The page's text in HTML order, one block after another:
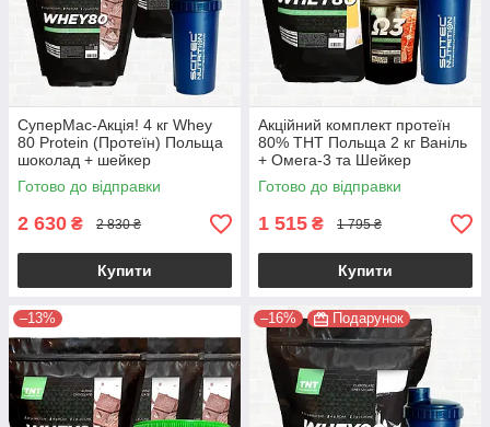
СуперМас-Акція! 4 кг Whey
80 Protein (Протеїн) Польща
шоколад + шейкер
Готово до відправки
2 630 ₴ 2 830 ₴
Купити
Акційний комплект протеїн
80% ТНТ Польща 2 кг Ваніль
+ Омега-3 та Шейкер
Готово до відправки
1 515 ₴ 1 795 ₴
Купити
–13% –16% Подарунок